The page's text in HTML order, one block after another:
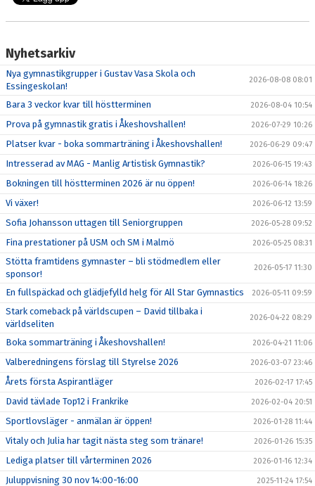
Nyhetsarkiv
Nya gymnastikgrupper i Gustav Vasa Skola och
Essingeskolan!
2026-08-08 08:01
Bara 3 veckor kvar till höstterminen 2026-08-04 10:54
Prova på gymnastik gratis i Åkeshovshallen! 2026-07-29 10:26
Platser kvar - boka sommarträning i Åkeshovshallen! 2026-06-29 09:47
Intresserad av MAG - Manlig Artistisk Gymnastik? 2026-06-15 19:43
Bokningen till höstterminen 2026 är nu öppen! 2026-06-14 18:26
Vi växer! 2026-06-12 13:59
Sofia Johansson uttagen till Seniorgruppen 2026-05-28 09:52
Fina prestationer på USM och SM i Malmö 2026-05-25 08:31
Stötta framtidens gymnaster – bli stödmedlem eller
sponsor!
2026-05-17 11:30
En fullspäckad och glädjefylld helg för All Star Gymnastics 2026-05-11 09:59
Stark comeback på världscupen – David tillbaka i
världseliten
2026-04-22 08:29
Boka sommarträning i Åkeshovshallen! 2026-04-21 11:06
Valberedningens förslag till Styrelse 2026 2026-03-07 23:46
Årets första Aspirantläger 2026-02-17 17:45
David tävlade Top12 i Frankrike 2026-02-04 20:51
Sportlovsläger - anmälan är öppen! 2026-01-28 11:44
Vitaly och Julia har tagit nästa steg som tränare! 2026-01-26 15:35
Lediga platser till vårterminen 2026 2026-01-16 12:34
Juluppvisning 30 nov 14:00-16:00 2025-11-24 17:54